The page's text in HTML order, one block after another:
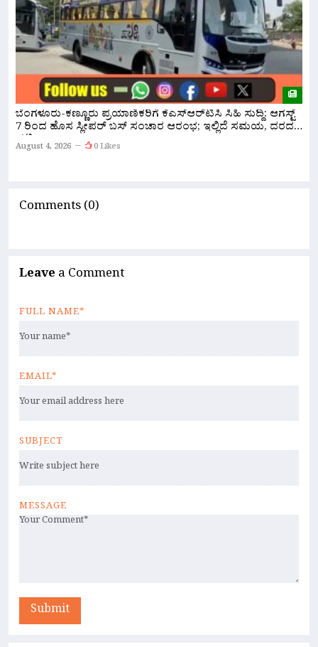
ಬೆಂಗಳೂರು-ಕಣ್ಣೂರು ಪ್ರಯಾಣಿಕರಿಗೆ ಕೆಎಸ್‌ಆರ್‌ಟಿಸಿ ಸಿಹಿ ಸುದ್ದಿ: ಆಗಸ್ಟ್
7 ರಿಂದ ಹೊಸ ಸ್ಲೀಪರ್ ಬಸ್ ಸಂಚಾರ ಆರಂಭ; ಇಲ್ಲಿದೆ ಸಮಯ, ದರದ
ಪಟ್ಟಿ!
August 4, 2026 0 Likes
Comments (0)
Leave a Comment
FULL NAME*
EMAIL*
SUBJECT
MESSAGE
Submit